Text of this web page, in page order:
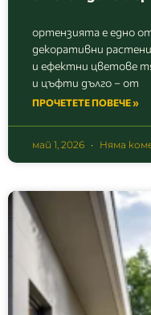
ортензията е едно
декоративни
и ефектни цветове
и цъфти дълго – от
ПРОЧЕТЕТЕ ПОВЕЧЕ »
май 1, 2026 Няма